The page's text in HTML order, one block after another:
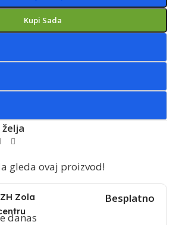
Kupi Sada
gleda ovaj proizvod!
Zola
danas
Besplatno